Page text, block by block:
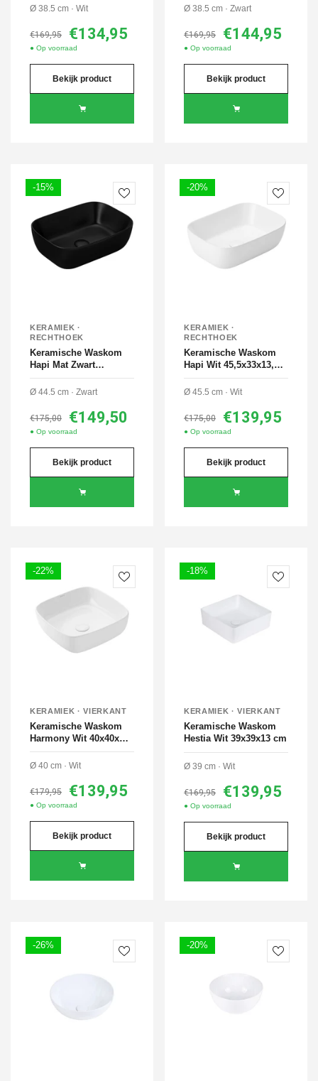
Ø 38.5 cm · Wit
€169,95 €134,95
● Op voorraad
Bekijk product
Ø 38.5 cm · Zwart
€169,95 €144,95
● Op voorraad
Bekijk product
-15%
KERAMIEK ·
RECHTHOEK
Keramische Waskom
Hapi Mat Zwart
44,5x33x14 cm
Ø 44.5 cm · Zwart
€175,00 €149,50
● Op voorraad
Bekijk product
-20%
KERAMIEK ·
RECHTHOEK
Keramische Waskom
Hapi Wit 45,5x33x13,5
cm
Ø 45.5 cm · Wit
€175,00 €139,95
● Op voorraad
Bekijk product
-22%
KERAMIEK · VIERKANT
Keramische Waskom
Harmony Wit 40x40x14
cm
Ø 40 cm · Wit
€179,95 €139,95
● Op voorraad
Bekijk product
-18%
KERAMIEK · VIERKANT
Keramische Waskom
Hestia Wit 39x39x13 cm
Ø 39 cm · Wit
€169,95 €139,95
● Op voorraad
Bekijk product
-26% -20%